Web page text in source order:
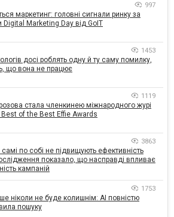
997
маркетинг: головні сигнали ринку за
Digital Marketing Day від GoIT
1453
досі роблять одну й ту саму помилку,
що вона не працює
1119
стала членкинею міжнародного журі
Best of the Best Effie Awards
3863
самі по собі не підвищують ефективність
показало, що насправді впливає
кампаній
1753
ніколи не буде колишнім: AI повністю
пошуку